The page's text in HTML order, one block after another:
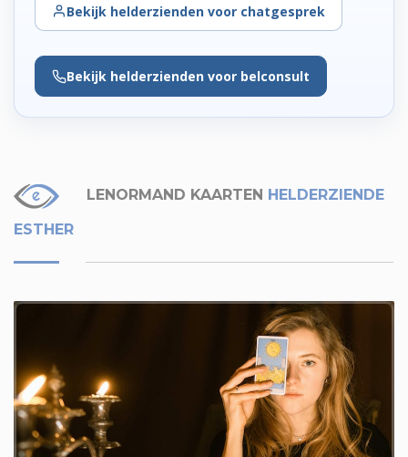
Bekijk helderzienden voor chatgesprek
Bekijk helderzienden voor belconsult
LENORMAND KAARTEN HELDERZIENDE
ESTHER